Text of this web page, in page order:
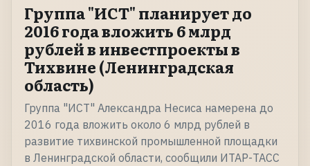
Группа "ИСТ" планирует до
2016 года вложить 6 млрд
рублей в инвестпроекты в
Тихвине (Ленинградская
область)
Группа "ИСТ" Александра Несиса намерена до
2016 года вложить около 6 млрд рублей в
развитие тихвинской промышленной площадки
в Ленинградской области, сообщили ИТАР-ТАСС